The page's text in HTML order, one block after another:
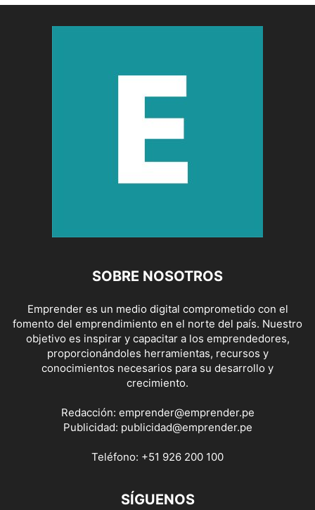
SOBRE NOSOTROS
Emprender es un medio digital comprometido con el
fomento del emprendimiento en el norte del país. Nuestro
objetivo es inspirar y capacitar a los emprendedores,
proporcionándoles herramientas, recursos y
conocimientos necesarios para su desarrollo y
crecimiento.
Redacción: emprender@emprender.pe
Publicidad: publicidad@emprender.pe
Teléfono: +51 926 200 100
SÍGUENOS